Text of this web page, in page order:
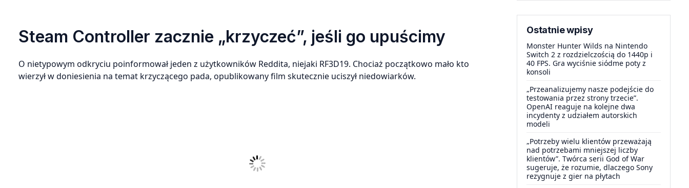
Steam Controller zacznie „krzyczeć”, jeśli go upuścimy
O nietypowym odkryciu poinformował jeden z użytkowników Reddita, niejaki RF3D19. Chociaż początkowo mało kto
wierzył w doniesienia na temat krzyczącego pada, opublikowany film skutecznie uciszył niedowiarków.
Ostatnie wpisy
Monster Hunter Wilds na Nintendo
Switch 2 z rozdzielczością do 1440p i
40 FPS. Gra wyciśnie siódme poty z
konsoli
„Przeanalizujemy nasze podejście do
testowania przez strony trzecie”.
OpenAI reaguje na kolejne dwa
incydenty z udziałem autorskich
modeli
„Potrzeby wielu klientów przeważają
nad potrzebami mniejszej liczby
klientów”. Twórca serii God of War
sugeruje, że rozumie, dlaczego Sony
rezygnuje z gier na płytach